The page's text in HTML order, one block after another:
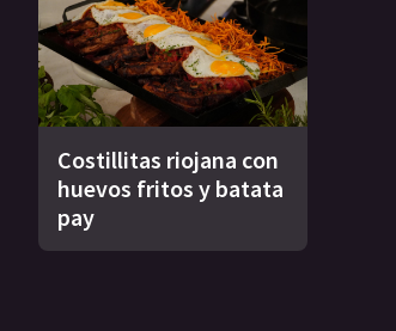
Costillitas riojana con
huevos fritos y batata
pay